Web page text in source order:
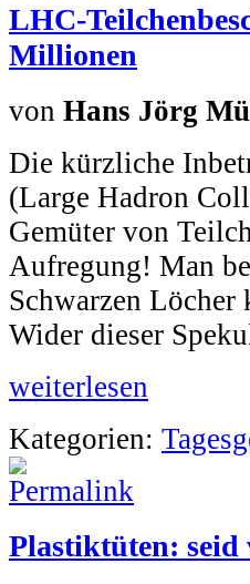
LHC-
Millionen
von Hans Jörg
Die kürzliche
(Large Hadron
Gemüter von
Aufregung! Man
Schwarzen
Wider dieser
weiterlesen
Kategorien:
Plastiktüten: